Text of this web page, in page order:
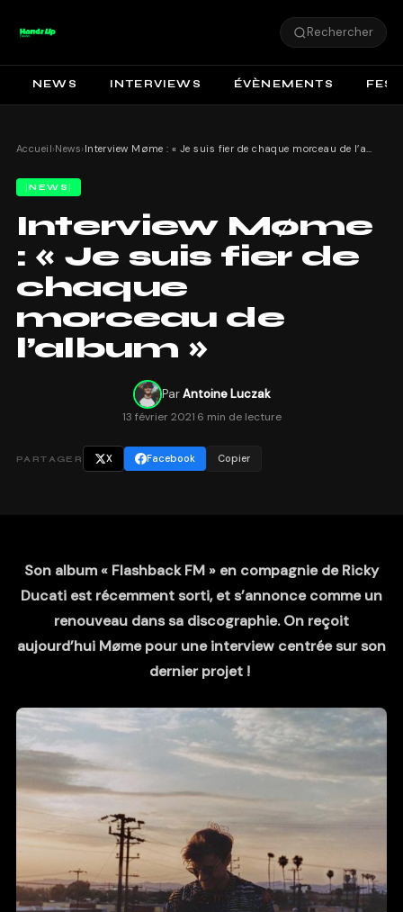
Rechercher
NEWS INTERVIEWS ÉVÈNEMENTS
Accueil›News› Interview Møme : « Je suis fier de chaque morceau de l’album »
NEWS
Interview Møme
: « Je suis fier de
chaque
morceau de
l’album »
ParAntoine Luczak
13 février 2021 6 min de lecture
PARTAGER X Facebook Copier
Son album « Flashback FM » en compagnie de Ricky
Ducati est récemment sorti, et s’annonce comme un
renouveau dans sa discographie. On reçoit
aujourd’hui Møme pour une interview centrée sur son
dernier projet !